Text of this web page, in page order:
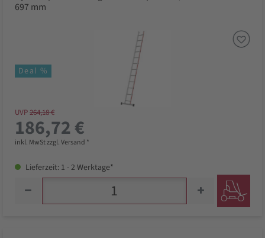
697 mm
Deal %
UVP264,18 €
186,72 €
inkl. MwSt zzgl. Versand *
Lieferzeit: 1 - 2 Werktage*